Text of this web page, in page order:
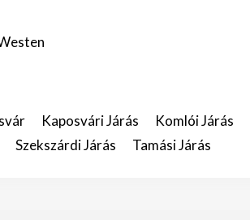
Kaposvári Járás Komlói Járás
Szekszárdi Járás Tamási Járás